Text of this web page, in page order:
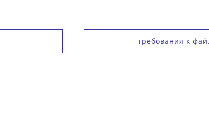
требования к